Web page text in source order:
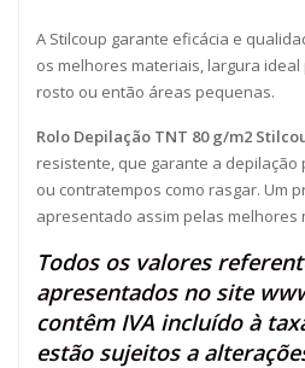
A Stilcoup garante eficácia e
os melhores materiais, largura
rosto ou então áreas pequenas.
Rolo Depilação TNT 80 g/m2
resistente, que garante a
ou contratempos como rasgar. Um
apresentado assim pelas melhores
Todos os valores
apresentados no site
contêm IVA incluído à
estão sujeitos a